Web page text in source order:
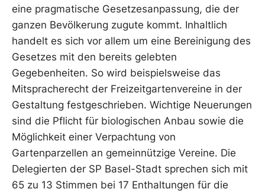
eine pragmatische Gesetzesanpassung, die der
ganzen Bevölkerung zugute kommt. Inhaltlich
handelt es sich vor allem um eine Bereinigung des
Gesetzes mit den bereits gelebten
Gegebenheiten. So wird beispielsweise das
Mitspracherecht der Freizeitgartenvereine in der
Gestaltung festgeschrieben. Wichtige Neuerungen
sind die Pflicht für biologischen Anbau sowie die
Möglichkeit einer Verpachtung von
Gartenparzellen an gemeinnützige Vereine. Die
Delegierten der SP Basel-Stadt sprechen sich mit
65 zu 13 Stimmen bei 17 Enthaltungen für die